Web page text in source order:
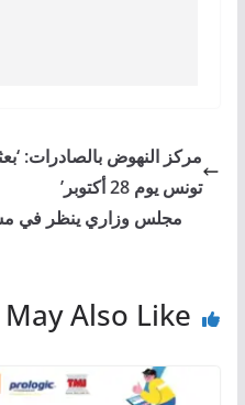
مركز النهوض بالصادرات:
تونس يوم 28 أكتوبر’
مجلس وزاري ينظر في
Also Like